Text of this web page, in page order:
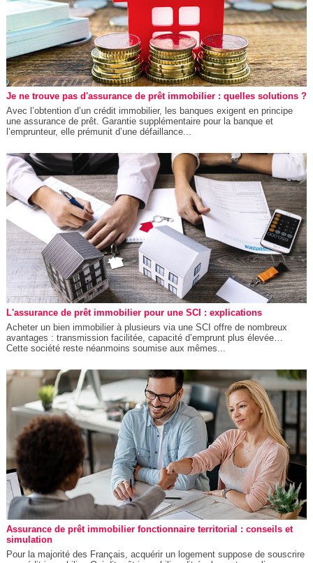
Je ne trouve pas d'assurance de prêt immobilier : quelles solutions ?
Avec l’obtention d’un crédit immobilier, les banques exigent en principe
une assurance de prêt. Garantie supplémentaire pour la banque et
l’emprunteur, elle prémunit d’une défaillance...
L'assurance de prêt immobilier pour une SCI : explications
Acheter un bien immobilier à plusieurs via une SCI offre de nombreux
avantages : transmission facilitée, capacité d’emprunt plus élevée…
Cette société reste néanmoins soumise aux mêmes...
Assurance de prêt immobilier fonctionnaire territorial : conseils et
simulation
Pour la majorité des Français, acquérir un logement suppose de souscrire